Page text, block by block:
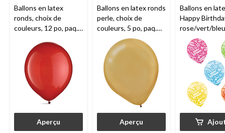
Ballons en latex
ronds, choix de
couleurs, 12 po, paq.
d'anniversaire
Aperçu
Ballons en latex ronds
perle, choix de
couleurs, 5 po, paq.
50, pour fête
d'anniversaire
Aperçu
Ballons en
Happy
rose/vert/
orange,
po, paq. 20,
d'anniversaire